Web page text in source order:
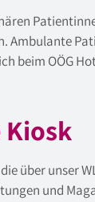
Ambulante
beim OÖG
über unser
und